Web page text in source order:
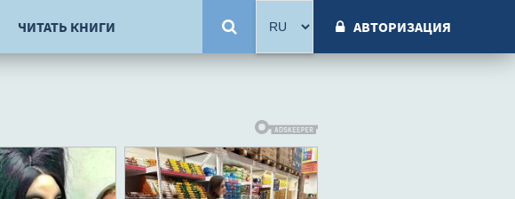
ЧИТАТЬ КНИГИ АВТОРИЗАЦИЯ